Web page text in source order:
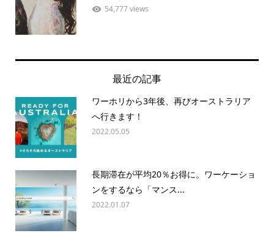
54,777 views
最近の記事
ワーホリから3年後、再びオーストラリア
へ行きます！
2022.05.05
長期滞在が平均20％お得に。ワーケーショ
ンをするなら「マンス...
2022.01.07